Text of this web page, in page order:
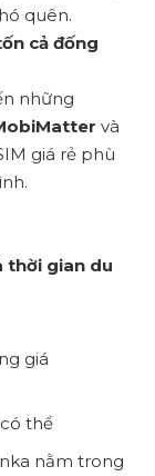
quên.
cả đống
những
và
giá rẻ phù
thời gian du
giá
thể
nằm trong